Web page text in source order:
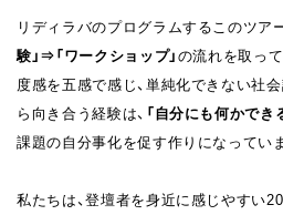
リディラバのプログラムするこのツア
験」⇒「ワークショップ」の流れを取っ
度感を五感で感じ、単純化できない社
ら向き合う経験は、 「自分にも何かでき
課題の自分事化を促す作りになってい
私たちは、登壇者を身近に感じやすい